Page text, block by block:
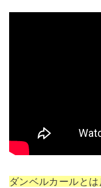
ダンベルカールとは